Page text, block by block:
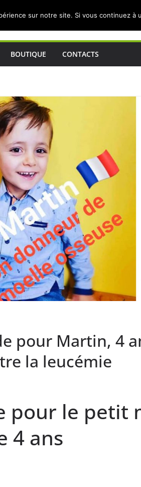
BOUTIQUE CONTACTS
pour Martin, 4
la leucémie
pour le petit
4 ans
sur notre site. Si vous continuez